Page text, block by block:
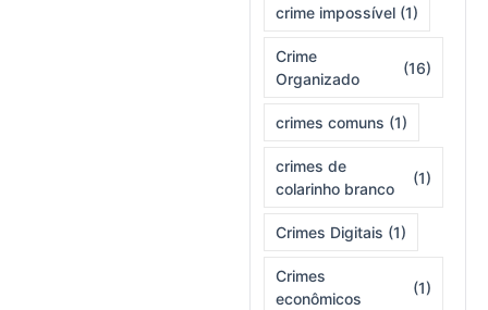
crime impossível (1)
Crime
Organizado
(16)
crimes comuns (1)
crimes de
colarinho branco
(1)
Crimes Digitais (1)
Crimes
econômicos
(1)